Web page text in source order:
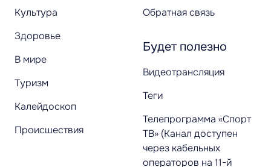
Культура
Здоровье
В мире
Туризм
Калейдоскоп
Происшествия
Обратная связь
Будет полезно
Видеотрансляция
Теги
Телепрограмма «Спорт
ТВ» (Канал доступен
через кабельных
операторов на 11-й